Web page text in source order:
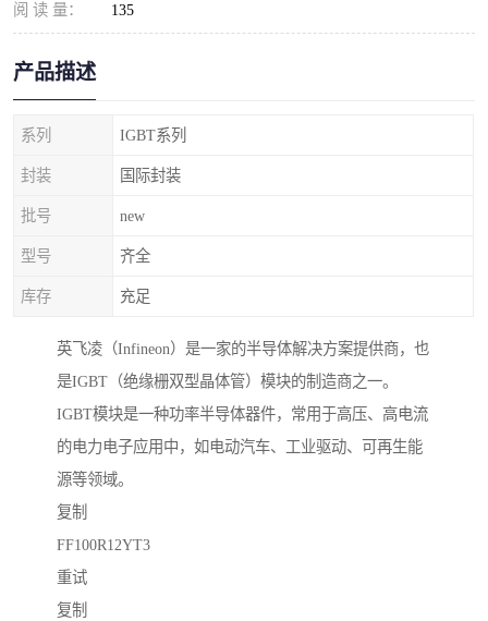
阅 读 量： 135
产品描述
系列 IGBT系列
封装 国际封装
批号 new
型号 齐全
库存 充足
英飞凌（Infineon）是一家的半导体解决方案提供商，也
是IGBT（绝缘栅双型晶体管）模块的制造商之一。
IGBT模块是一种功率半导体器件，常用于高压、高电流
的电力电子应用中，如电动汽车、工业驱动、可再生能
源等领域。
复制
FF100R12YT3
重试
复制